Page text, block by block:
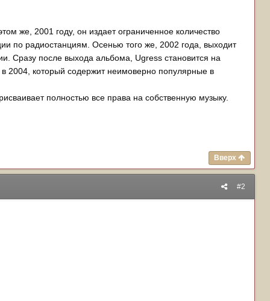
же, 2001 году, он издает ограниченное количество
по радиостанциям. Осенью того же, 2002 года, выходит
Сразу после выхода альбома, Ugress становится на
2004, который содержит неимоверно популярные в
полностью все права на собственную музыку.
Вверх
#2